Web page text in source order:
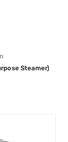
Steamer)